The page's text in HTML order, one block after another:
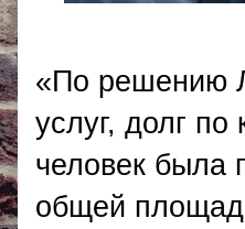
«По решению
услуг, долг
человек была
общей